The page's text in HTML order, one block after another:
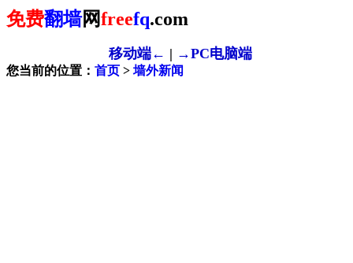
免费翻墙网freefq.com
移动端← | →PC电脑端
您当前的位置： 首页 > 墙外新闻